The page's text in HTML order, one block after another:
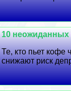
10
Те, кто пьет кофе
снижают риск